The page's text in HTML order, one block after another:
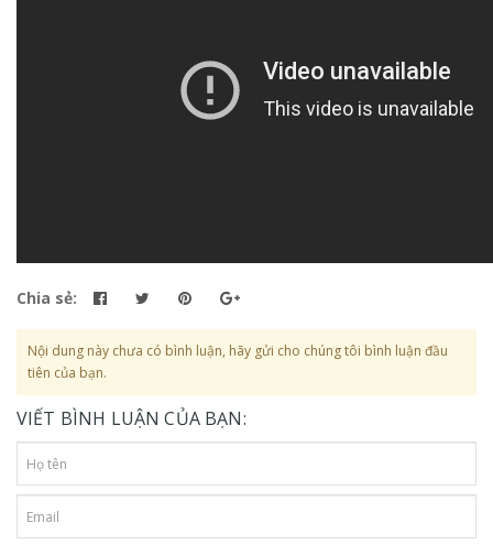
Chia sẻ:
Nội dung này chưa có bình luận, hãy gửi cho chúng tôi bình luận đầu
tiên của bạn.
VIẾT BÌNH LUẬN CỦA BẠN: